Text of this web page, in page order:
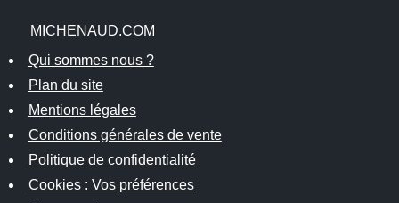
MICHENAUD.COM
Qui sommes nous ?
Plan du site
Mentions légales
Conditions générales de vente
Politique de confidentialité
Cookies : Vos préférences